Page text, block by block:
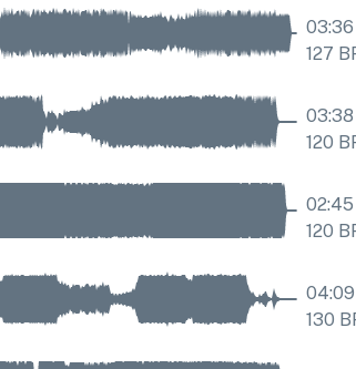
03:36
127
03:38
120
02:45
120
04:09
130